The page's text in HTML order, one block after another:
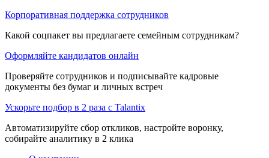
Корпоративная поддержка сотрудников
Какой соцпакет вы предлагаете семейным сотрудникам?
Оформляйте кандидатов онлайн
Проверяйте сотрудников и подписывайте кадровые
документы без бумаг и личных встреч
Ускорьте подбор в 2 раза с Talantix
Автоматизируйте сбор откликов, настройте воронку,
собирайте аналитику в 2 клика